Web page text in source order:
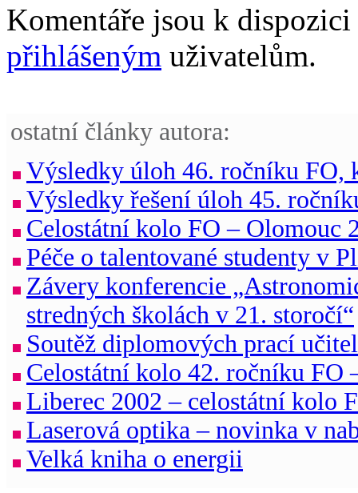
Komentáře jsou k
přihlášeným uživatelům.
ostatní články autora:
Výsledky úloh 46. ročníku FO,
Výsledky řešení úloh 45.
Celostátní kolo FO – Olomouc
Péče o talentované studenty v
Závery konferencie
stredných školách v 21. storočí“
Soutěž diplomových prací
Celostátní kolo 42. ročníku FO
Liberec 2002 – celostátní kolo
Laserová optika – novinka v
Velká kniha o energii